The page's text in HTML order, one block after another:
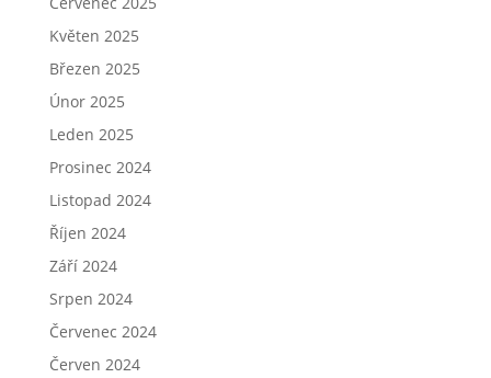
Květen 2025
Březen 2025
Únor 2025
Leden 2025
Prosinec 2024
Listopad 2024
Říjen 2024
Září 2024
Srpen 2024
Červenec 2024
Červen 2024